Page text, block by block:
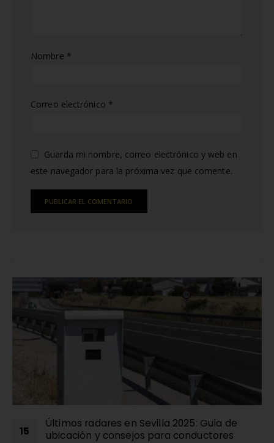
Nombre *
Correo electrónico *
Guarda mi nombre, correo electrónico y web en
este navegador para la próxima vez que comente.
RELATED POSTS
15
Últimos radares en Sevilla 2025: Guía de
ubicación y consejos para conductores